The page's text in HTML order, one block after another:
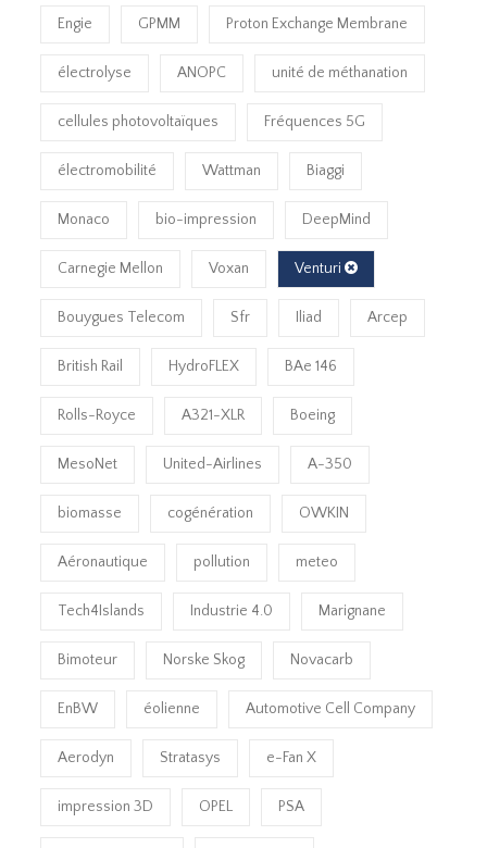
Engie GPMM Proton Exchange Membrane
électrolyse ANOPC unité de méthanation
cellules photovoltaïques Fréquences 5G
électromobilité Wattman Biaggi
Monaco bio-impression DeepMind
Carnegie Mellon Voxan Venturi
Bouygues Telecom Sfr Iliad Arcep
British Rail HydroFLEX BAe 146
Rolls-Royce A321-XLR Boeing
MesoNet United-Airlines A-350
biomasse cogénération OWKIN
Aéronautique pollution meteo
Tech4Islands Industrie 4.0 Marignane
Bimoteur Norske Skog Novacarb
EnBW éolienne Automotive Cell Company
Aerodyn Stratasys e-Fan X
impression 3D OPEL PSA